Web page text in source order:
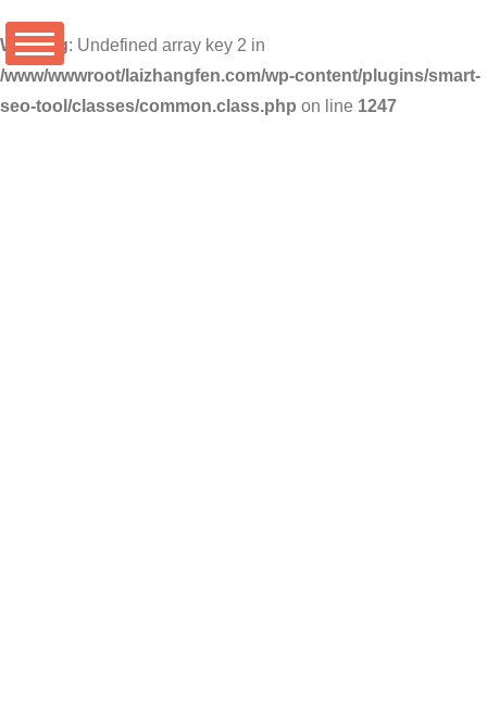
Warning: Undefined array key 2 in
/www/wwwroot/laizhangfen.com/wp-content/plugins/smart-
seo-tool/classes/common.class.php on line 1247